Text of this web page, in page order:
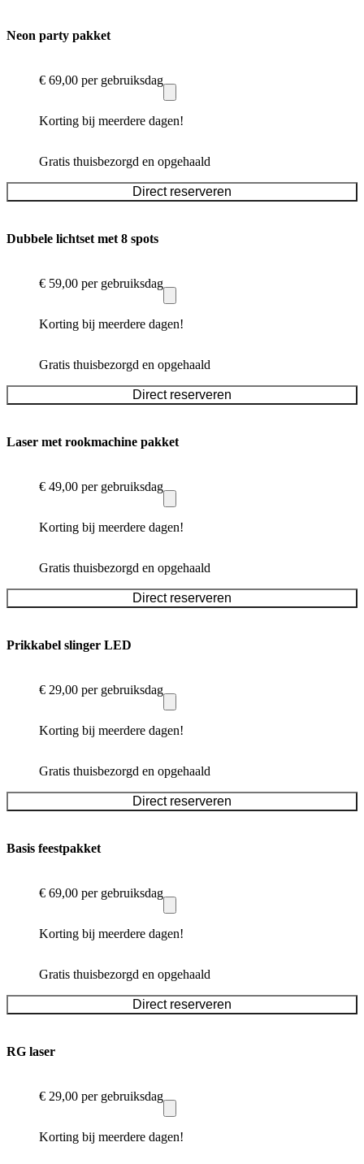
Neon party pakket
€ 69,00 per gebruiksdag
Korting bij meerdere dagen!
Gratis thuisbezorgd en opgehaald
Direct reserveren
Dubbele lichtset met 8 spots
€ 59,00 per gebruiksdag
Korting bij meerdere dagen!
Gratis thuisbezorgd en opgehaald
Direct reserveren
Laser met rookmachine pakket
€ 49,00 per gebruiksdag
Korting bij meerdere dagen!
Gratis thuisbezorgd en opgehaald
Direct reserveren
Prikkabel slinger LED
€ 29,00 per gebruiksdag
Korting bij meerdere dagen!
Gratis thuisbezorgd en opgehaald
Direct reserveren
Basis feestpakket
€ 69,00 per gebruiksdag
Korting bij meerdere dagen!
Gratis thuisbezorgd en opgehaald
Direct reserveren
RG laser
€ 29,00 per gebruiksdag
Korting bij meerdere dagen!